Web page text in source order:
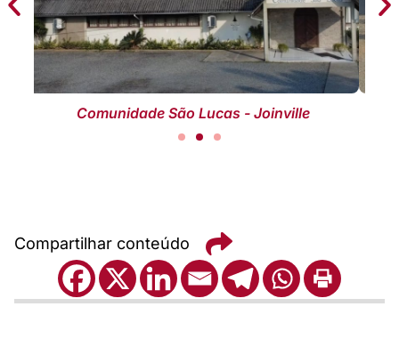
Comunidade Apóstolo Tiago - Joinville
Compartilhar conteúdo